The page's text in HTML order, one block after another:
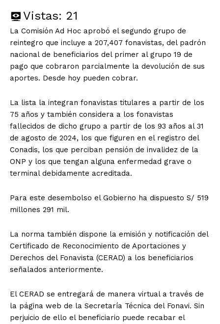
Vistas: 21
La Comisión Ad Hoc aprobó el segundo grupo de
reintegro que incluye a 207,407 fonavistas, del padrón
nacional de beneficiarios del primer al grupo 19 de
pago que cobraron parcialmente la devolución de sus
aportes. Desde hoy pueden cobrar.
La lista la integran fonavistas titulares a partir de los
75 años y también considera a los fonavistas
fallecidos de dicho grupo a partir de los 93 años al 31
de agosto de 2024, los que figuren en el registro del
Conadis, los que perciban pensión de invalidez de la
ONP y los que tengan alguna enfermedad grave o
terminal debidamente acreditada.
Para este desembolso el Gobierno ha dispuesto S/ 519
millones 291 mil.
La norma también dispone la emisión y notificación del
Certificado de Reconocimiento de Aportaciones y
Derechos del Fonavista (CERAD) a los beneficiarios
señalados anteriormente.
El CERAD se entregará de manera virtual a través de
la página web de la Secretaría Técnica del Fonavi. Sin
perjuicio de ello el beneficiario puede recabar el